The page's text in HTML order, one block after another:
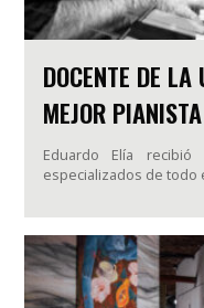
DOCENTE DE LA
MEJOR
Eduardo Elía
especializados de todo